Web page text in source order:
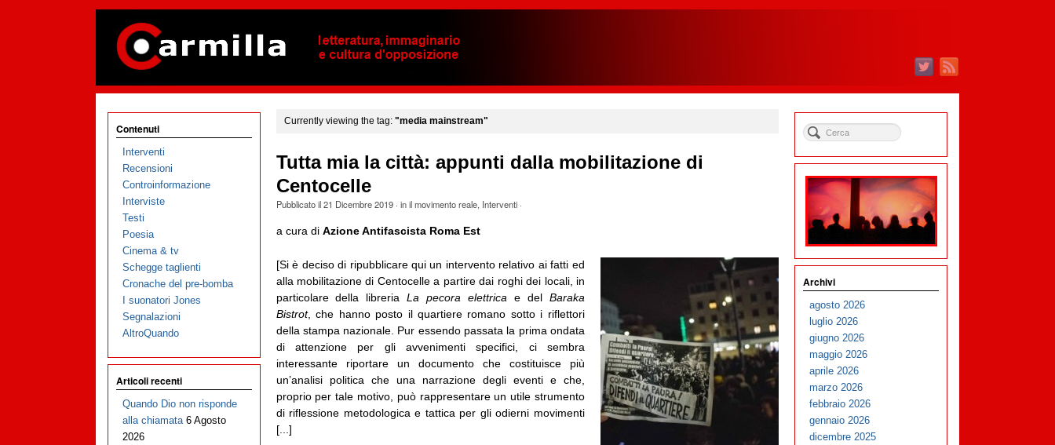
Currently viewing the tag: "media mainstream"
Tutta mia la città: appunti dalla mobilitazione di
Centocelle
Pubblicato il21 Dicembre 2019· inil movimento reale, Interventi·
a cura di Azione Antifascista Roma Est
[Si è deciso di ripubblicare qui un intervento relativo ai fatti ed
alla mobilitazione di Centocelle a partire dai roghi dei locali, in
particolare della libreriaLa pecora elettrica e del Baraka
Bistrot, che hanno posto il quartiere romano sotto i riflettori
della stampa nazionale. Pur essendo passata la prima ondata
di attenzione per gli avvenimenti specifici, ci sembra
interessante riportare un documento che costituisce più
un’analisi politica che una narrazione degli eventi e che,
proprio per tale motivo, può rappresentare un utile strumento
di riflessione metodologica e tattica per gli odierni movimenti
[...]
Contenuti
Interventi
Recensioni
Controinformazione
Interviste
Testi
Poesia
Cinema & tv
Schegge taglienti
Cronache del pre-bomba
I suonatori Jones
Segnalazioni
AltroQuando
Articoli recenti
Quando Dio non risponde
alla chiamata 6 Agosto
2026
Archivi
agosto 2026
luglio 2026
giugno 2026
maggio 2026
aprile 2026
marzo 2026
febbraio 2026
gennaio 2026
dicembre 2025